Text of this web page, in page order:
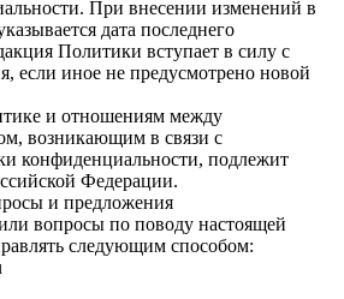
При внесении изменений в
дата последнего
Политики вступает в силу с
если иное не предусмотрено новой
и отношениям между
возникающим в связи с
конфиденциальности, подлежит
Федерации.
и предложения
вопросы по поводу настоящей
следующим способом: